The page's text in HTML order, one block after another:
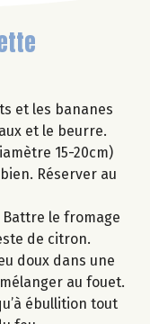
et les bananes
et le beurre.
15-20cm)
Réserver au
le fromage
de citron.
doux dans une
au fouet.
ébullition tout